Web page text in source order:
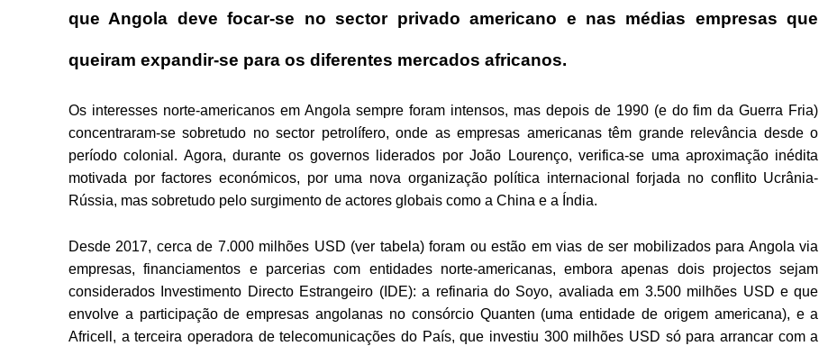
que Angola deve focar-se no sector privado americano e nas médias empresas que
queiram expandir-se para os diferentes mercados africanos.
Os interesses norte-americanos em Angola sempre foram intensos, mas depois de 1990 (e do fim da Guerra Fria)
concentraram-se sobretudo no sector petrolífero, onde as empresas americanas têm grande relevância desde o
período colonial. Agora, durante os governos liderados por João Lourenço, verifica-se uma aproximação inédita
motivada por factores económicos, por uma nova organização política internacional forjada no conflito Ucrânia-
Rússia, mas sobretudo pelo surgimento de actores globais como a China e a Índia.
Desde 2017, cerca de 7.000 milhões USD (ver tabela) foram ou estão em vias de ser mobilizados para Angola via
empresas, financiamentos e parcerias com entidades norte-americanas, embora apenas dois projectos sejam
considerados Investimento Directo Estrangeiro (IDE): a refinaria do Soyo, avaliada em 3.500 milhões USD e que
envolve a participação de empresas angolanas no consórcio Quanten (uma entidade de origem americana), e a
Africell, a terceira operadora de telecomunicações do País, que investiu 300 milhões USD só para arrancar com a